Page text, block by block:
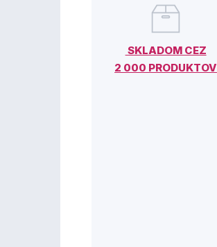
SKLADOM CEZ
2 000 PRODUKTOV